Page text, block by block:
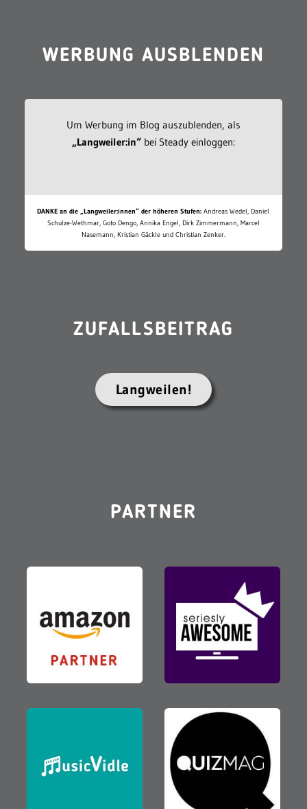
WERBUNG AUSBLENDEN
Um Werbung im Blog auszublenden, als
„Langweiler:in“bei Steady einloggen:
DANKE an die „Langweiler:innen“ der höheren Stufen: Andreas Wedel, Daniel
Schulze-Wethmar, Goto Dengo, Annika Engel, Dirk Zimmermann, Marcel
Nasemann, Kristian Gäckle und Christian Zenker.
ZUFALLSBEITRAG
Langweilen!
PARTNER